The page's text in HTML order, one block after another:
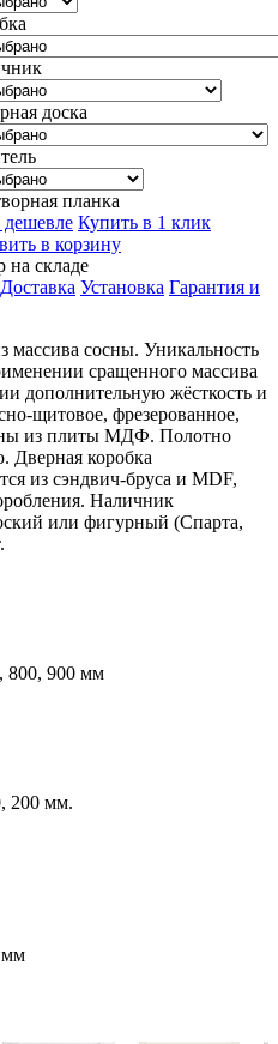
доска
планка
Купить в 1 клик
в корзину
на складе
Доставка Установка Гарантия и
массива сосны. Уникальность
сращенного массива
дополнительную жёсткость и
щитовое, фрезерованное,
из плиты МДФ. Полотно
Дверная коробка
из сэндвич-бруса и MDF,
Наличник
или фигурный (Спарта,
800, 900 мм
200 мм.
мм